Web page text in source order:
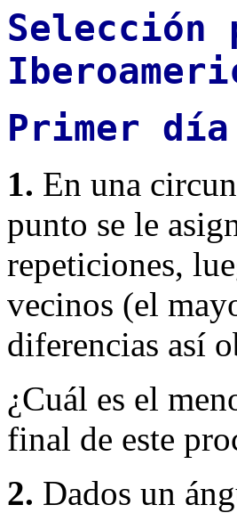
Selección
Primer día
1. En una
punto se le
repeticiones,
vecinos (el
diferencias así
¿Cuál es el
final de este
2. Dados un